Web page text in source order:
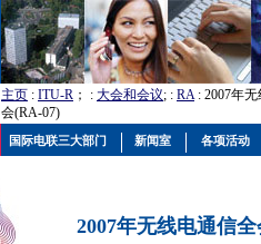
主页 : ITU-R ； : 大会和会议; : RA: 2007年
会(RA-07)
2007年无线电通信
国际电联三大部门 新闻室 各项活动